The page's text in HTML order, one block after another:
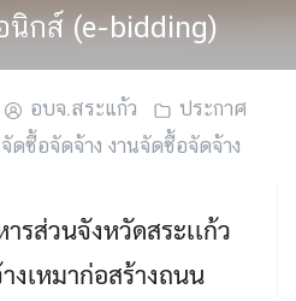
นิกส์ (e-bidding)
อบจ.สระแก้ว
ประกาศ
ดซื้อจัดจ้าง งานจัดซื้อจัดจ้าง
รส่วนจังหวัดสระเเก้ว
งเหมาก่อสร้างถนน